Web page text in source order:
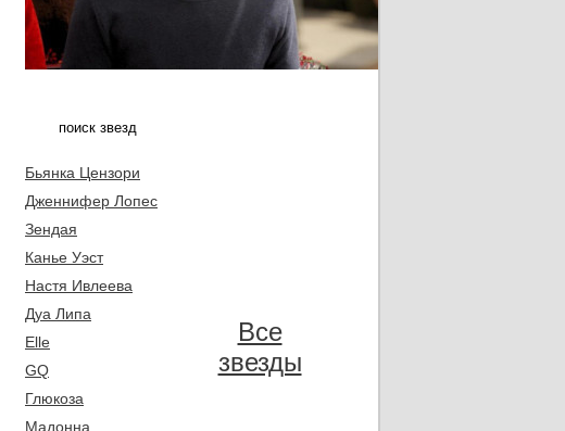
Бьянка Цензори
Дженнифер Лопес
Зендая
Канье Уэст
Настя Ивлеева
Дуа Липа
Elle
GQ
Глюкоза
Мадонна
Все
звезды